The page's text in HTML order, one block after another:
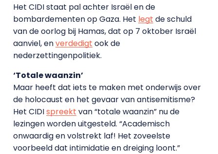
Het CIDI staat pal achter Israël en de
bombardementen op Gaza. Het legt de schuld
van de oorlog bij Hamas, dat op 7 oktober Israël
aanviel, enverdedigt ook de
nederzettingenpolitiek.
‘Totale waanzin’
Maar heeft dat iets te maken met onderwijs over
de holocaust en het gevaar van antisemitisme?
Het CIDIspreekt van “totale waanzin” nu de
lezingen worden uitgesteld. “Academisch
onwaardig en volstrekt laf! Het zoveelste
voorbeeld dat intimidatie en dreiging loont.”